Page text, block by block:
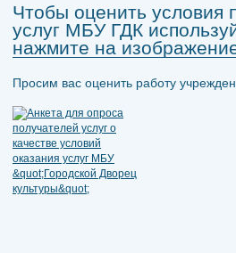
Чтобы оценить условия
услуг МБУ ГДК
нажмите на
Просим вас оценить работу